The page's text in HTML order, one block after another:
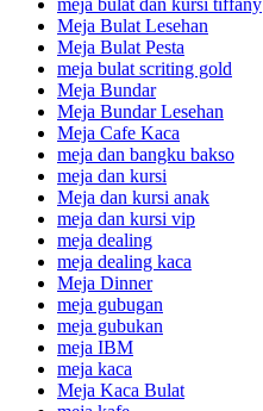
Meja Bulat Lesehan
Meja Bulat Pesta
meja bulat scriting gold
Meja Bundar
Meja Bundar Lesehan
Meja Cafe Kaca
meja dan bangku bakso
meja dan kursi
Meja dan kursi anak
meja dan kursi vip
meja dealing
meja dealing kaca
Meja Dinner
meja gubugan
meja gubukan
meja IBM
meja kaca
Meja Kaca Bulat